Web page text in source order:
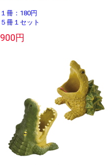
１冊：180円
５冊１セット
900円